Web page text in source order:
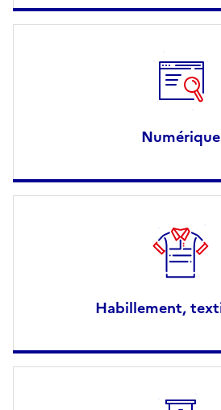
Numérique
Habillement,